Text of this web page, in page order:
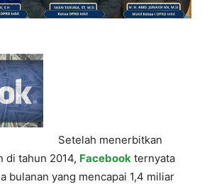
Setelah menerbitkan
di tahun 2014, Facebook ternyata
bulanan yang mencapai 1,4 miliar